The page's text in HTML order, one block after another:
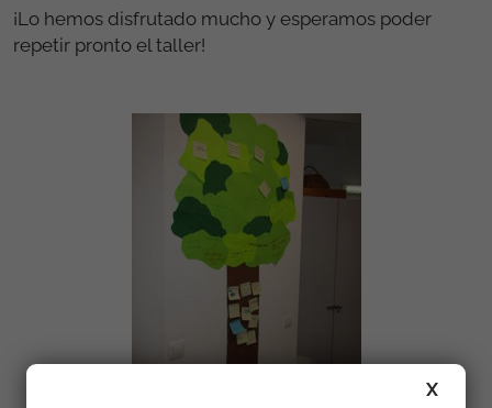
¡Lo hemos disfrutado mucho y esperamos poder
repetir pronto el taller!
X